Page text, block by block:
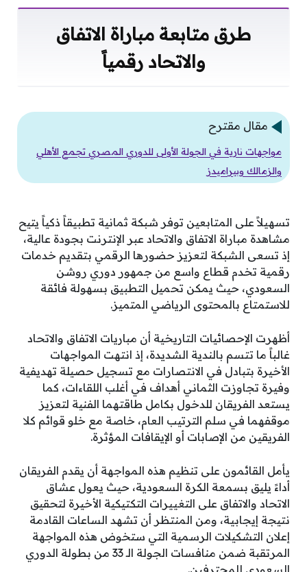
طرق متابعة مباراة الاتفاق
والاتحاد رقمياً
مقال مقترح
مواجهات نارية في الجولة الأولى للدوري المصري تجمع الأهلي
والزمالك وبيراميدز
تسهيلاً على المتابعين توفر شبكة ثمانية تطبيقاً ذكياً يتيح
مشاهدة مباراة الاتفاق والاتحاد عبر الإنترنت بجودة عالية،
إذ تسعى الشبكة لتعزيز حضورها الرقمي بتقديم خدمات
رقمية تخدم قطاع واسع من جمهور دوري روشن
السعودي، حيث يمكن تحميل التطبيق بسهولة فائقة
للاستمتاع بالمحتوى الرياضي المتميز.
أظهرت الإحصائيات التاريخية أن مباريات الاتفاق والاتحاد
غالباً ما تتسم بالندية الشديدة، إذ انتهت المواجهات
الأخيرة بتبادل في الانتصارات مع تسجيل حصيلة تهديفية
وفيرة تجاوزت الثماني أهداف في أغلب اللقاءات، كما
يستعد الفريقان للدخول بكامل طاقتهما الفنية لتعزيز
موقفهما في سلم الترتيب العام، خاصة مع خلو قوائم كلا
الفريقين من الإصابات أو الإيقافات المؤثرة.
يأمل القائمون على تنظيم هذه المواجهة أن يقدم الفريقان
أداءً يليق بسمعة الكرة السعودية، حيث يعول عشاق
الاتحاد والاتفاق على التغييرات التكتيكية الأخيرة لتحقيق
نتيجة إيجابية، ومن المنتظر أن تشهد الساعات القادمة
إعلان التشكيلات الرسمية التي ستخوض هذه المواجهة
المرتقبة ضمن منافسات الجولة الـ 33 من بطولة الدوري